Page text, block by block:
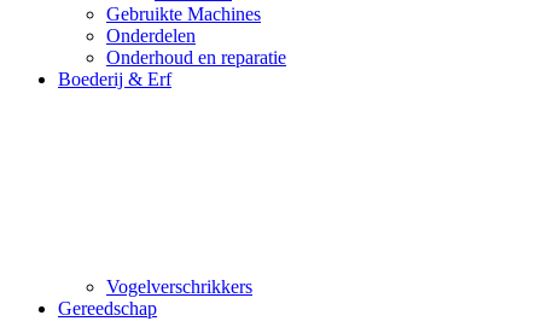
Gebruikte Machines
Onderdelen
Onderhoud en reparatie
Boederij & Erf
Vogelverschrikkers
Gereedschap